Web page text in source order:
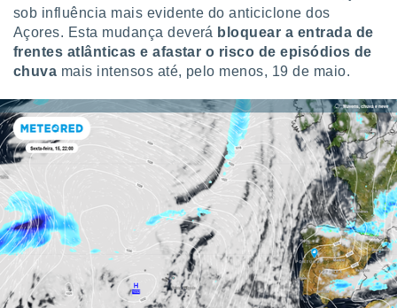
sob influência mais evidente do anticiclone dos
Açores. Esta mudança deverá bloquear a entrada de
frentes atlânticas e afastar o risco de episódios de
chuva mais intensos até, pelo menos, 19 de maio.